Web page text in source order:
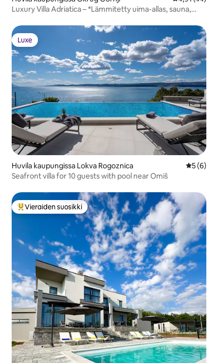
Luxury Villa Adriatica – *Lämmitetty uima-allas, sauna,
Luxe
Luxe
Huvila kaupungissa Lokva Rogoznica
5 (6)
Seafront villa for 10 guests with pool near Omiš
Vieraiden suosikkien parhaimmistoa
Vieraiden suosikki